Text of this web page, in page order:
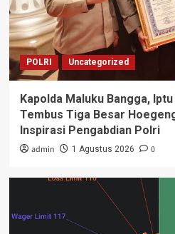
POLRI Uncategorized
Kapolda Maluku Bangga,
Tembus Tiga Besar
Inspirasi Pengabdian Polri
admin 1 Agustus 2026 0